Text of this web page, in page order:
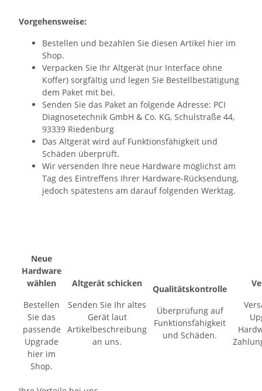
Vorgehensweise:
Bestellen und bezahlen Sie diesen Artikel hier im
Shop.
Verpacken Sie Ihr Altgerät (nur Interface ohne
Koffer) sorgfältig und legen Sie Bestellbestätigung
dem Paket mit bei.
Senden Sie das Paket an folgende Adresse: PCI
Diagnosetechnik GmbH & Co. KG, Schulstraße 44,
93339 Riedenburg
Das Altgerät wird auf Funktionsfähigkeit und
Schäden überprüft.
Wir versenden Ihre neue Hardware möglichst am
Tag des Eintreffens Ihrer Hardware-Rücksendung,
jedoch spätestens am darauf folgenden Werktag.
Neue
Hardware
wählen
Bestellen
Sie das
passende
Upgrade
hier im
Shop.
Altgerät schicken
Senden Sie Ihr altes
Gerät laut
Artikelbeschreibung
an uns.
Qualitätskontrolle
Überprüfung auf
Funktionsfähigkeit
und Schäden.